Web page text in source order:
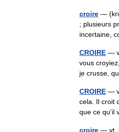
croire —
; plusieurs
incertaine,
CROIRE —
vous
je crusse,
CROIRE —
cela. Il croit
que ce
croire — vt.